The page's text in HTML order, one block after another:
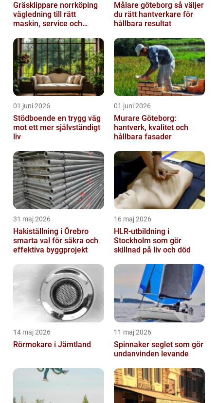
Gräsklippare norrköping
vägledning till rätt
maskin, service och
Målare göteborg så väljer
du rätt hantverkare för
hållbara resultat
01 juni 2026
Stödboende en trygg väg
mot ett mer självständigt
liv
01 juni 2026
Murare Göteborg:
hantverk, kvalitet och
hållbara fasader
31 maj 2026
Hakiställning i Örebro
smarta val för säkra och
effektiva byggprojekt
16 maj 2026
HLR-utbildning i
Stockholm som gör
skillnad på liv och död
14 maj 2026
Rörmokare i Jämtland
11 maj 2026
Spinnaker seglet som gör
undanvinden levande